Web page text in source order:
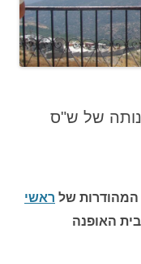
של ש"ס
המהודרות של ראשי
האופנה